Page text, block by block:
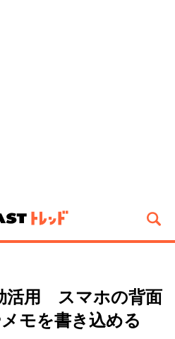
活用 スマホの背面
モを書き込める